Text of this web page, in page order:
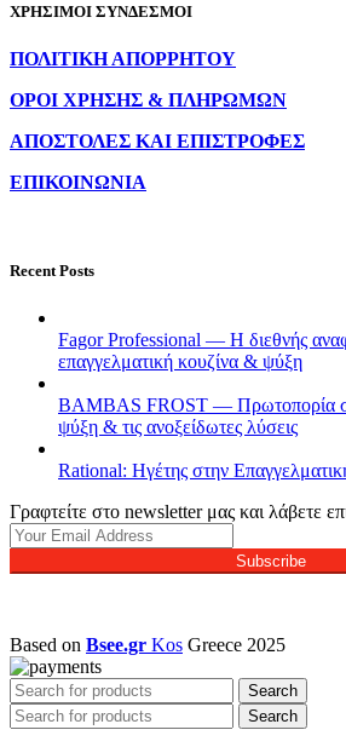
ΧΡΗΣΙΜΟΙ ΣΥΝΔΕΣΜΟΙ
ΠΟΛΙΤΙΚΗ ΑΠΟΡΡΗΤΟΥ
ΟΡΟΙ ΧΡΗΣΗΣ & ΠΛΗΡΩΜΩΝ
ΑΠΟΣΤΟΛΕΣ ΚΑΙ ΕΠΙΣΤΡΟΦΕΣ
ΕΠΙΚΟΙΝΩΝΙΑ
Recent Posts
Fagor Professional — Η διεθνής
επαγγελματική κουζίνα & ψύξη
BAMBAS FROST — Πρωτοπορία
ψύξη & τις ανοξείδωτες λύσεις
Rational: Ηγέτης στην
Γραφτείτε στο newsletter μας και λάβετε
Subscribe
Based on Bsee.gr Kos Greece 2025
Search
Search